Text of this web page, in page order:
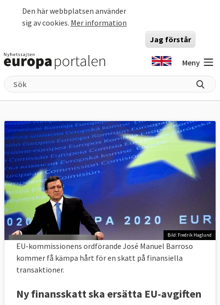
Den här webbplatsen använder
sig av cookies. Mer information
Jag förstår
Meny
Bild: Fredrik Haglund
EU-kommissionens ordförande José Manuel Barroso
kommer få kämpa hårt för en skatt på finansiella
transaktioner.
Ny finansskatt ska ersätta EU-avgiften